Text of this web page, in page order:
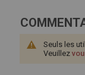
Seuls les
Veuillez